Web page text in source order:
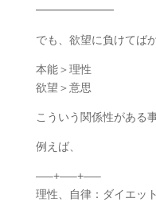
━━━━━━━
でも、欲望に負けてば
本能＞理性
欲望＞意思
こういう関係性がある
例えば、
—–+—–+—–
理性、自律：ダイエッ